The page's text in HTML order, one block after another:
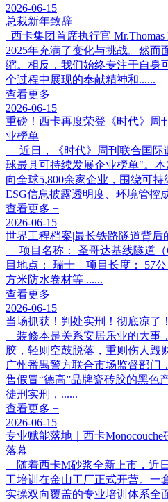
2026-06-15
总裁新年致辞
西卡集团首席执行官
2025年充满了变化与挑战。然而
缩。相反，我们始终专注于自身
个过程中展现的奉献精神和......
查看更多 +
2026-06-15
重磅！西卡再度荣登《时代》周
业榜单
近日，《时代》周刊联合国际
球最具可持续发展企业榜单"。
向全球5,800余家企业，围绕可持
ESG信息披露透明度、环境管控
查看更多 +
2026-06-15
世界工程档案|最长铁路隧道背后
项目名称： 圣哥达基线隧道（
目地点： 瑞士 项目长度： 57
方米防水卷材等 ......
查看更多 +
2026-06-15
当场抓获！判处实刑！彻底凉了！
装修本是关系安居乐业的大事
胶，轻则空鼓脱落，重则伤人
广州番禺警方联合市场监督部门
售假冒“德高”品牌瓷砖胶的黑色
徒刑实刑，......
查看更多 +
2026-06-15
专业赋能落地｜西卡
落幕
随着西卡M砂浆全新上市，近
工培训在金山工厂正式开营。一
实操双向覆盖的专业培训体系全